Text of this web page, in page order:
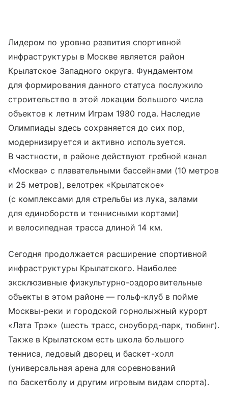
Лидером по уровню развития спортивной
инфраструктуры в Москве является район
Крылатское Западного округа. Фундаментом
для формирования данного статуса послужило
строительство в этой локации большого числа
объектов к летним Играм 1980 года. Наследие
Олимпиады здесь сохраняется до сих пор,
модернизируется и активно используется.
В частности, в районе действуют гребной канал
«Москва» с плавательными бассейнами (10 метров
и 25 метров), велотрек «Крылатское»
(с комплексами для стрельбы из лука, залами
для единоборств и теннисными кортами)
и велосипедная трасса длиной 14 км.
Сегодня продолжается расширение спортивной
инфраструктуры Крылатского. Наиболее
эксклюзивные физкультурно-оздоровительные
объекты в этом районе — гольф-клуб в пойме
Москвы-реки и городской горнолыжный курорт
«Лата Трэк» (шесть трасс, сноуборд-парк, тюбинг).
Также в Крылатском есть школа большого
тенниса, ледовый дворец и баскет-холл
(универсальная арена для соревнований
по баскетболу и другим игровым видам спорта).